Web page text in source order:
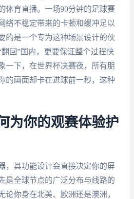
体育直播。一场90分钟的足球赛
络不稳定带来的卡顿和缓冲足以
的是一个专为这种场景设计的伙
回”国内，更要保证整个过程快
一下，在世界杯决赛夜，所有朋
的画面却卡在进球前一秒，这种
为你的观赛体验护
，其功能设计会直接决定你的屏
是全球节点的广泛分布与线路的
论你身在北美、欧洲还是澳洲，